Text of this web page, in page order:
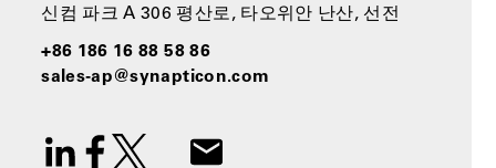
신컴 파크 A 306 평산로, 타오위안 난산, 선전
+86 186 16 88 58 86
sales-ap@synapticon.com